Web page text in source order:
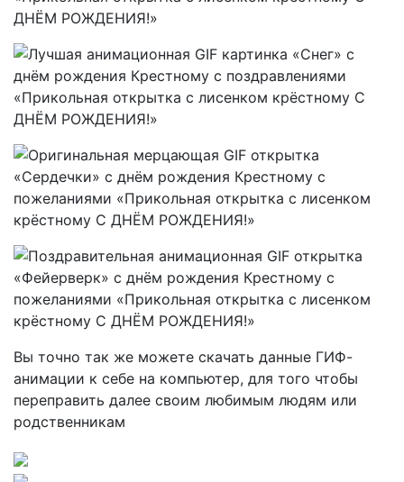
Вы точно так же можете скачать данные ГИФ-
анимации к себе на компьютер, для того чтобы
переправить далее своим любимым людям или
родственникам